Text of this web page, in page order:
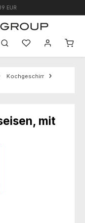
EUR
Du hast 0
Kochgeschirr
mit